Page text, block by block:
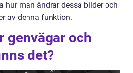
hur man ändrar dessa bilder och
av denna funktion.
genvägar och
det?